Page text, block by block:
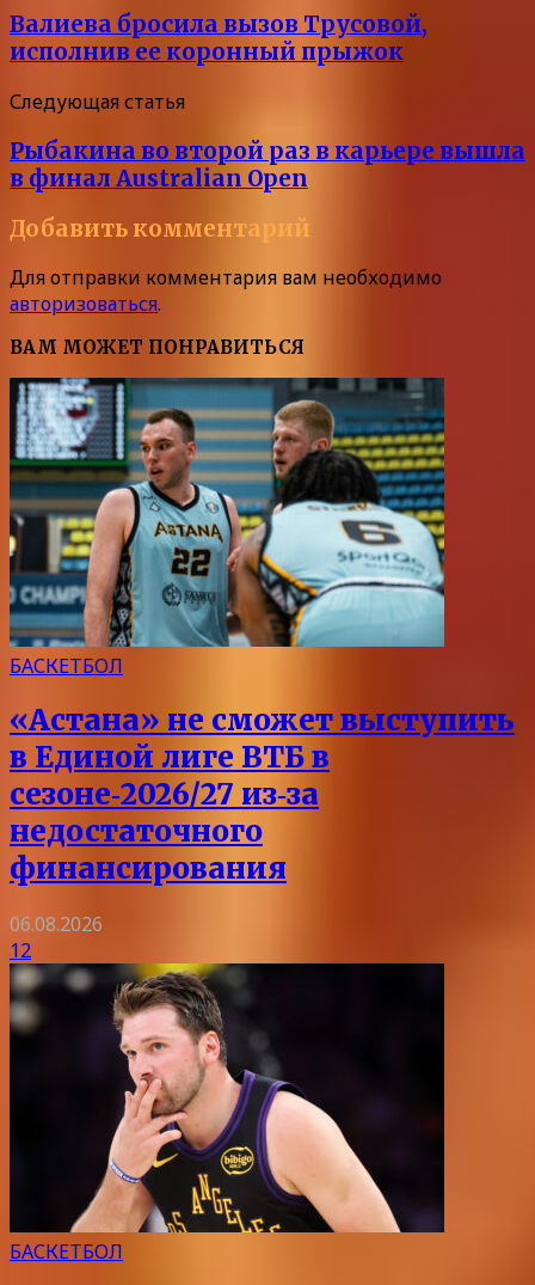
Валиева бросила вызов Трусовой,
исполнив ее коронный прыжок
Следующая статья
Рыбакина во второй раз в карьере вышла
в финал Australian Open
Добавить комментарий
Для отправки комментария вам необходимо
авторизоваться.
ВАМ МОЖЕТ ПОНРАВИТЬСЯ
БАСКЕТБОЛ
«Астана» не сможет выступить
в Единой лиге ВТБ в
сезоне‑2026/27 из‑за
недостаточного
финансирования
06.08.2026
12
БАСКЕТБОЛ